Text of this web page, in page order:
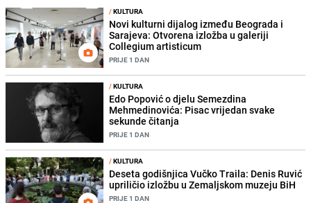
/KULTURA
Novi kulturni dijalog između Beograda i
Sarajeva: Otvorena izložba u galeriji
Collegium artisticum
PRIJE 1 DAN
/KULTURA
Edo Popović o djelu Semezdina
Mehmedinovića: Pisac vrijedan svake
sekunde čitanja
PRIJE 1 DAN
/KULTURA
Deseta godišnjica Vučko Traila: Denis Ruvić
upriličio izložbu u Zemaljskom muzeju BiH
PRIJE 1 DAN